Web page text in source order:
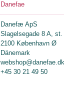
Danefae
Danefæ ApS
Slagelsegade 8 A, st.
2100 København Ø
Dänemark
webshop@danefae.dk
+45 30 21 49 50